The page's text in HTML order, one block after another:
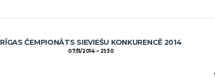
RĪGAS ČEMPIONĀTS SIEVIEŠU KONKURENCĒ 2014
07/11/2014 21:30